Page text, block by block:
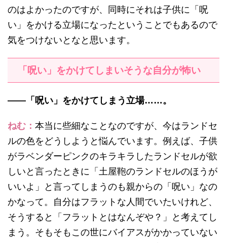
のはよかったのですが、同時にそれは子供に「呪
い」をかける立場になったということでもあるので
気をつけないとなと思います。
「呪い」をかけてしまいそうな自分が怖い
——「呪い」をかけてしまう立場……。
ねむ： 本当に些細なことなのですが、今はランドセ
ルの色をどうしようと悩んでいます。例えば、子供
がラベンダーピンクのキラキラしたランドセルが欲
しいと言ったときに「土屋鞄のランドセルのほうが
いいよ」と言ってしまうのも親からの「呪い」なの
かなって。自分はフラットな人間でいたいけれど、
そうすると「フラットとはなんぞや？」と考えてし
まう。そもそもこの世にバイアスがかかっていない